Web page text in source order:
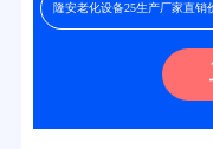
隆安老化设备25生产厂家直销